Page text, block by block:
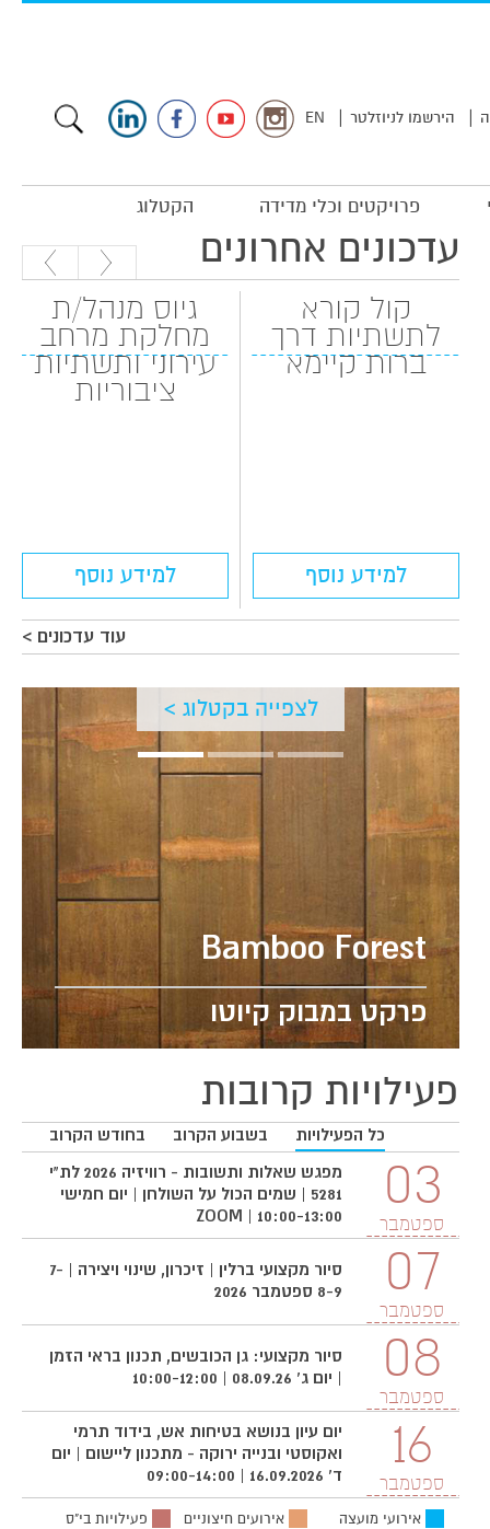
EN | הירשמו לניוזלטר |
פרויקטים וכלי מדידה הקטלוג
עדכונים אחרונים
קול קורא
לתשתיות דרך
ברות קיימא
למידע נוסף
גיוס מנהל/ת
מחלקת מרחב
עירוני ותשתיות
ציבוריות
למידע נוסף
עוד עדכונים >
לצפייה בקטלוג >
Bamboo Forest
פרקט במבוק קיוטו
פעילויות קרובות
בחודש הקרוב בשבוע הקרוב כל הפעילויות
03
ספטמבר
מפגש שאלות ותשובות - רוויזיה 2026 לת"י
5281 | שמים הכול על השולחן | יום חמישי
10:00-13:00 | ZOOM
07
ספטמבר
סיור מקצועי ברלין | זיכרון, שינוי ויצירה | 7-
8-9 ספטמבר 2026
08
ספטמבר
סיור מקצועי: גן הכובשים, תכנון בראי הזמן
| יום ג' 08.09.26 | 10:00-12:00
16
ספטמבר
יום עיון בנושא בטיחות אש, בידוד תרמי
ואקוסטי ובנייה ירוקה - מתכנון ליישום | יום
ד' 16.09.2026 | 09:00-14:00
אירועי מועצה אירועים חיצוניים פעילויות בי"ס